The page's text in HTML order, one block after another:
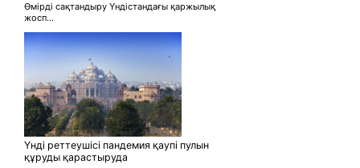
Өмірді сақтандыру Үндістандағы қаржылық
жосп...
Үнді реттеушісі пандемия қаупі пулын
құруды қарастыруда